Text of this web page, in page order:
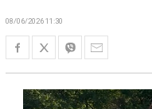
08/06/2026 11:30